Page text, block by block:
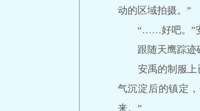
动的区域拍摄。”
“……好吧。”安
跟随天鹰踪迹碰
安禹的制服上已
气沉淀后的镇定
来。”